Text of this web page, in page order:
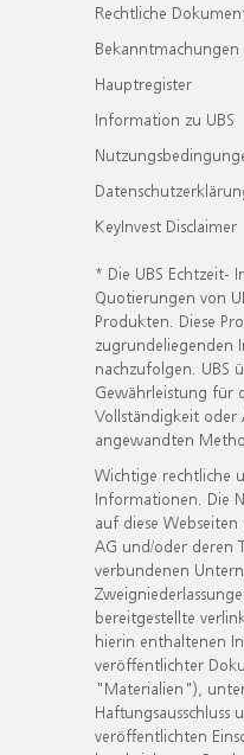
Rechtliche
Bekanntmachungen
Hauptregister
Information zu UBS
KeyInvest Disclaimer
* Die UBS Echtzeit-
Quotierungen von
Produkten. Diese
zugrundeliegenden
nachzufolgen. UBS
Gewährleistung für
Vollständigkeit oder
angewandten
Wichtige rechtliche
Informationen. Die
auf diese
AG und/oder deren
verbundenen
bereitgestellte
hierin enthaltenen
veröffentlichter
"Materialien"),
Haftungsausschluss
veröffentlichten